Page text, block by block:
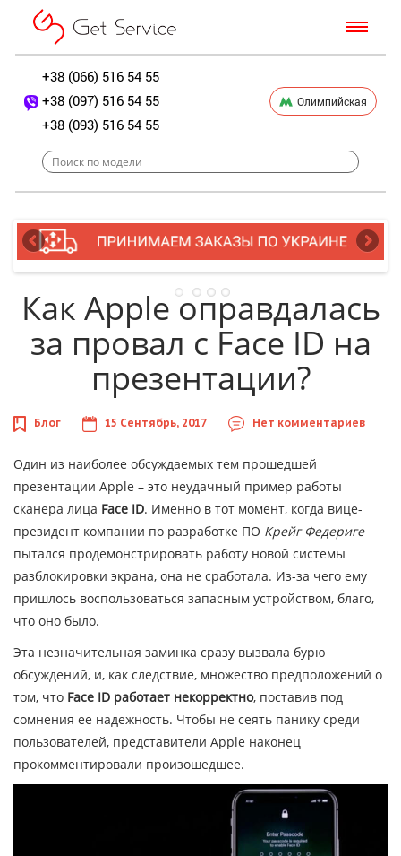
+38 (066) 516 54 55
+38 (097) 516 54 55
+38 (093) 516 54 55
Олимпийская
Как Apple оправдалась
за провал с Face ID на
презентации?
Блог 15 Сентябрь, 2017 Нет комментариев
Один из наиболее обсуждаемых тем прошедшей
презентации Apple – это неудачный пример работы
сканера лица Face ID. Именно в тот момент, когда вице-
президент компании по разработке ПО Крейг Федериге
пытался продемонстрировать работу новой системы
разблокировки экрана, она не сработала. Из-за чего ему
пришлось воспользоваться запасным устройством, благо,
что оно было.
Эта незначительная заминка сразу вызвала бурю
обсуждений, и, как следствие, множество предположений о
том, что Face ID работает некорректно, поставив под
сомнения ее надежность. Чтобы не сеять панику среди
пользователей, представители Apple наконец
прокомментировали произошедшее.